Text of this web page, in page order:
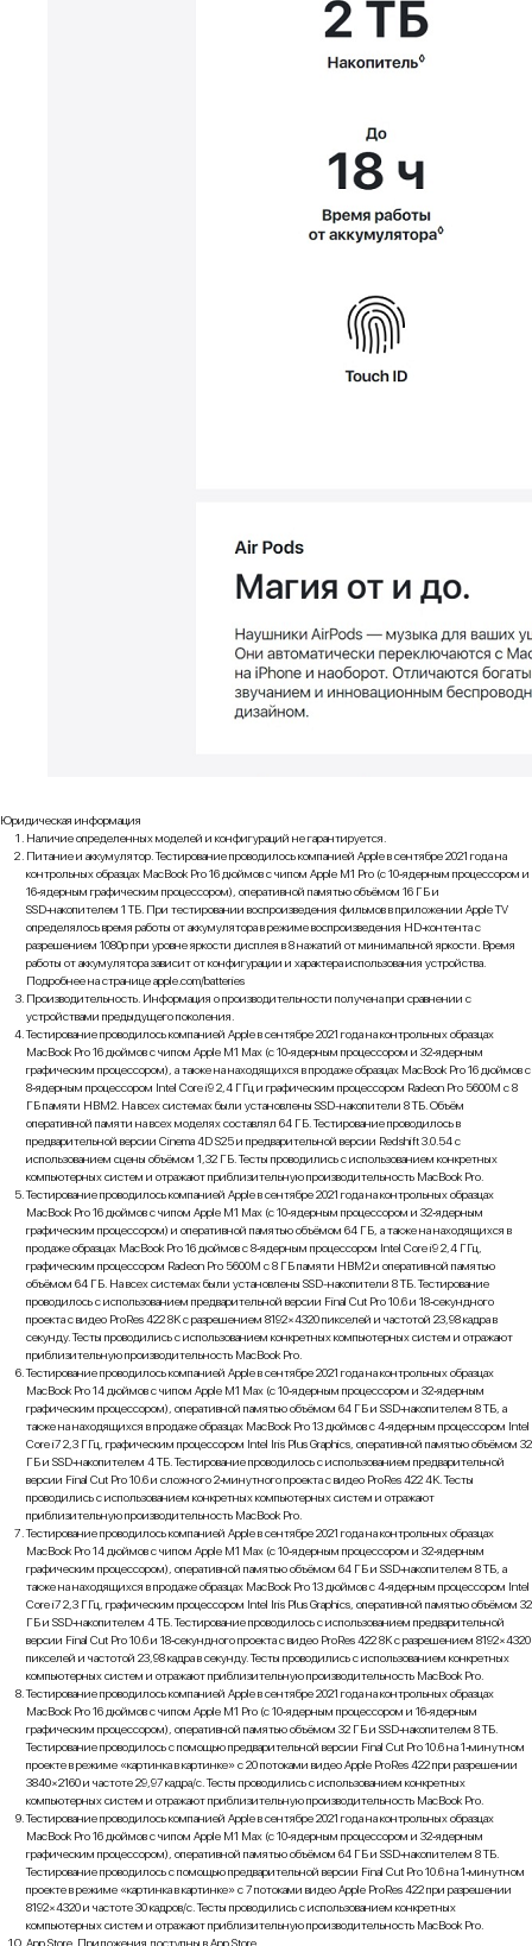
Юридическая информация
Наличие определенных моделей и конфигураций не гарантируется.
Питание и аккумулятор. Тестирование проводилось компанией Apple в сентябре 2021 года на
контрольных образцах MacBook Pro 16 дюймов с чипом Apple M1 Pro (с 10‑ядерным процессором и
16‑ядерным графическим процессором), оперативной памятью объёмом 16 ГБ и
SSD‑накопителем 1 ТБ. При тестировании воспроизведения фильмов в приложении Apple TV
определялось время работы от аккумулятора в режиме воспроизведения HD‑контента с
разрешением 1080p при уровне яркости дисплея в 8 нажатий от минимальной яркости. Время
работы от аккумулятора зависит от конфигурации и характера использования устройства.
Подробнее на странице apple.com/batteries
Производительность. Информация о производительности получена при сравнении с
устройствами предыдущего поколения.
Тестирование проводилось компанией Apple в сентябре 2021 года на контрольных образцах
MacBook Pro 16 дюймов с чипом Apple M1 Max (с 10‑ядерным процессором и 32‑ядерным
графическим процессором), а также на находящихся в продаже образцах MacBook Pro 16 дюймов с
8‑ядерным процессором Intel Core i9 2,4 ГГц и графическим процессором Radeon Pro 5600M с 8
ГБ памяти HBM2. На всех системах были установлены SSD-накопители 8 ТБ. Объём
оперативной памяти на всех моделях составлял 64 ГБ. Тестирование проводилось в
предварительной версии Cinema 4D S25 и предварительной версии Redshift 3.0.54 с
использованием сцены объёмом 1,32 ГБ. Тесты проводились с использованием конкретных
компьютерных систем и отражают приблизительную производительность MacBook Pro.
Тестирование проводилось компанией Apple в сентябре 2021 года на контрольных образцах
MacBook Pro 16 дюймов с чипом Apple M1 Max (с 10‑ядерным процессором и 32‑ядерным
графическим процессором) и оперативной памятью объёмом 64 ГБ, а также на находящихся в
продаже образцах MacBook Pro 16 дюймов с 8‑ядерным процессором Intel Core i9 2,4 ГГц,
графическим процессором Radeon Pro 5600M c 8 ГБ памяти HBM2 и оперативной памятью
объёмом 64 ГБ. На всех системах были установлены SSD-накопители 8 ТБ. Тестирование
проводилось с использованием предварительной версии Final Cut Pro 10.6 и 18‑секундного
проекта с видео ProRes 422 8K с разрешением 8192×4320 пикселей и частотой 23,98 кадра в
секунду. Тесты проводились с использованием конкретных компьютерных систем и отражают
приблизительную производительность MacBook Pro.
Тестирование проводилось компанией Apple в сентябре 2021 года на контрольных образцах
MacBook Pro 14 дюймов с чипом Apple M1 Max (с 10‑ядерным процессором и 32‑ядерным
графическим процессором), оперативной памятью объёмом 64 ГБ и SSD‑накопителем 8 ТБ, а
также на находящихся в продаже образцах MacBook Pro 13 дюймов с 4‑ядерным процессором Intel
Core i7 2,3 ГГц, графическим процессором Intel Iris Plus Graphics, оперативной памятью объёмом 32
ГБ и SSD‑накопителем 4 ТБ. Тестирование проводилось с использованием предварительной
версии Final Cut Pro 10.6 и сложного 2‑минутного проекта с видео ProRes 422 4K. Тесты
проводились с использованием конкретных компьютерных систем и отражают
приблизительную производительность MacBook Pro.
Тестирование проводилось компанией Apple в сентябре 2021 года на контрольных образцах
MacBook Pro 14 дюймов с чипом Apple M1 Max (с 10‑ядерным процессором и 32‑ядерным
графическим процессором), оперативной памятью объёмом 64 ГБ и SSD‑накопителем 8 ТБ, а
также на находящихся в продаже образцах MacBook Pro 13 дюймов с 4‑ядерным процессором Intel
Core i7 2,3 ГГц, графическим процессором Intel Iris Plus Graphics, оперативной памятью объёмом 32
ГБ и SSD‑накопителем 4 ТБ. Тестирование проводилось с использованием предварительной
версии Final Cut Pro 10.6 и 18‑секундного проекта с видео ProRes 422 8K с разрешением 8192×4320
пикселей и частотой 23,98 кадра в секунду. Тесты проводились с использованием конкретных
компьютерных систем и отражают приблизительную производительность MacBook Pro.
Тестирование проводилось компанией Apple в сентябре 2021 года на контрольных образцах
MacBook Pro 16 дюймов с чипом Apple M1 Pro (с 10‑ядерным процессором и 16‑ядерным
графическим процессором), оперативной памятью объёмом 32 ГБ и SSD‑накопителем 8 ТБ.
Тестирование проводилось с помощью предварительной версии Final Cut Pro 10.6 на 1‑минутном
проекте в режиме «картинка в картинке» с 20 потоками видео Apple ProRes 422 при разрешении
3840×2160 и частоте 29,97 кадра/с. Тесты проводились с использованием конкретных
компьютерных систем и отражают приблизительную производительность MacBook Pro.
Тестирование проводилось компанией Apple в сентябре 2021 года на контрольных образцах
MacBook Pro 16 дюймов с чипом Apple M1 Max (с 10‑ядерным процессором и 32‑ядерным
графическим процессором), оперативной памятью объёмом 64 ГБ и SSD‑накопителем 8 ТБ.
Тестирование проводилось с помощью предварительной версии Final Cut Pro 10.6 на 1‑минутном
проекте в режиме «картинка в картинке» с 7 потоками видео Apple ProRes 422 при разрешении
8192×4320 и частоте 30 кадров/с. Тесты проводились с использованием конкретных
компьютерных систем и отражают приблизительную производительность MacBook Pro.
App Store. Приложения доступны в App Store.